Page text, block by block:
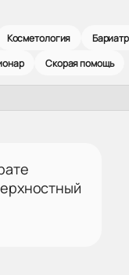
Косметология
Скорая помощь